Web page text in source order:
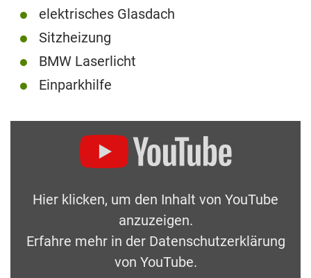
elektrisches Glasdach
Sitzheizung
BMW Laserlicht
Einparkhilfe
Hier klicken, um den Inhalt von YouTube
anzuzeigen.
Erfahre mehr in der Datenschutzerklärung
von YouTube.